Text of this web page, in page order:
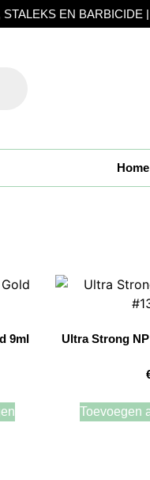
EN BARBICIDE
Home
9ml
Ultra Strong
Toevoegen